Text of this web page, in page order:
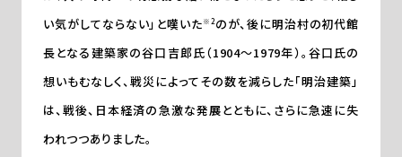
い気がしてならない」と嘆いた※2のが、後に明治村の初代館
長となる建築家の谷口吉郎氏（1904～1979年）。谷口氏の
想いもむなしく、戦災によってその数を減らした「明治建築」
は、戦後、日本経済の急激な発展とともに、さらに急速に失
われつつありました。